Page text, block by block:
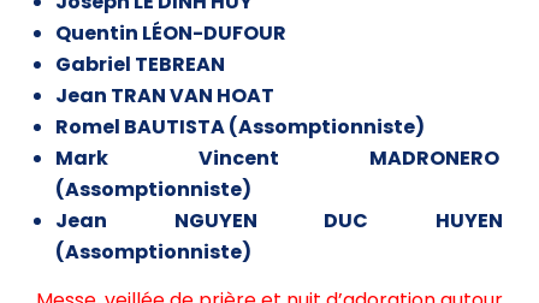
Quentin LÉON-DUFOUR
Gabriel TEBREAN
Jean TRAN VAN HOAT
Romel BAUTISTA (Assomptionniste)
Mark Vincent MADRONERO
(Assomptionniste)
Jean NGUYEN DUC HUYEN
(Assomptionniste)